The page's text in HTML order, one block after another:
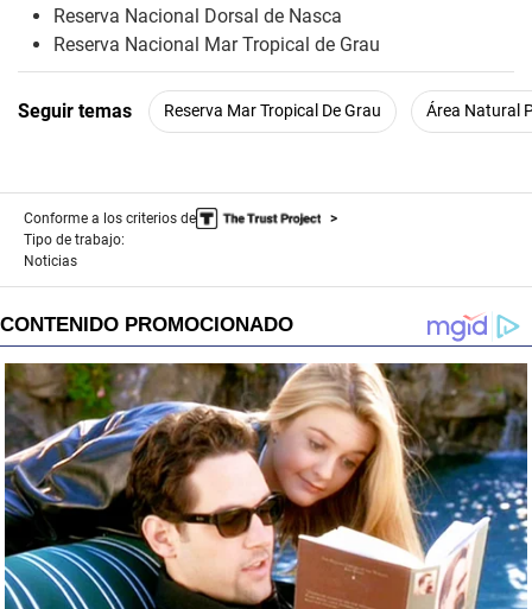
Reserva Nacional Dorsal de Nasca
Reserva Nacional Mar Tropical de Grau
Seguir temas Reserva Mar Tropical De Grau Área Natural
Conforme a los criterios de
Tipo de trabajo:
Noticias